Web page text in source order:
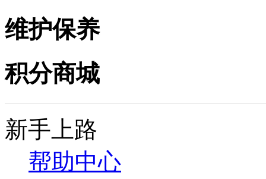
维护保养
积分商城
新手上路
帮助中心